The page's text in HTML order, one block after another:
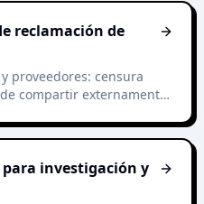
reclamación de
proveedores: censura
compartir externamente,
investigación y